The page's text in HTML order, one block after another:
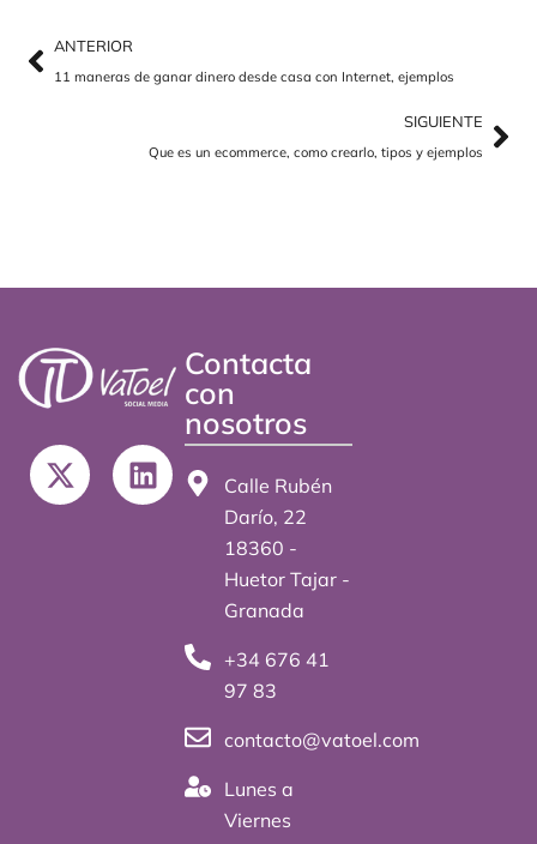
AntANTERIOR
11 maneras de ganar dinero desde casa con Internet, ejemplos
SIGUIENTE
Que es un ecommerce, como crearlo, tipos y ejemplos
X
-
L
i
Contacta
con
nosotros
Calle Rubén
Darío, 22
18360 -
Huetor Tajar -
Granada
+34 676 41
97 83
contacto@vatoel.com
Lunes a
Viernes